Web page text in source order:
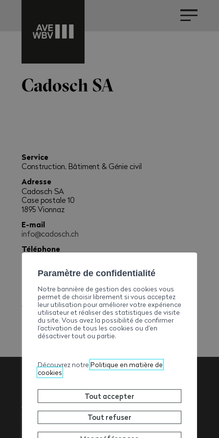
Cadosch SA
Service
Construction, Bâtiment & Génie civil
Adresse
Cadosch SA
Case postale 10
1895 Vionnaz
E-mail
info@cadosch.ch
Téléphone
Site web
www.cadosch.ch
Association
Valaisanne des
Paramètre de confidentialité
Notre bannière de gestion des cookies vous
permet de choisir librement si vous acceptez
leur utilisation pour améliorer votre expérience
utilisateur et réaliser des statistiques de visite
du site. Vous avez la possibilité de confirmer
l’activation de tous les cookies ou d’en
désactiver tout ou partie.
Découvrez notre Politique en matière de
cookies
Tout accepter
Tout refuser